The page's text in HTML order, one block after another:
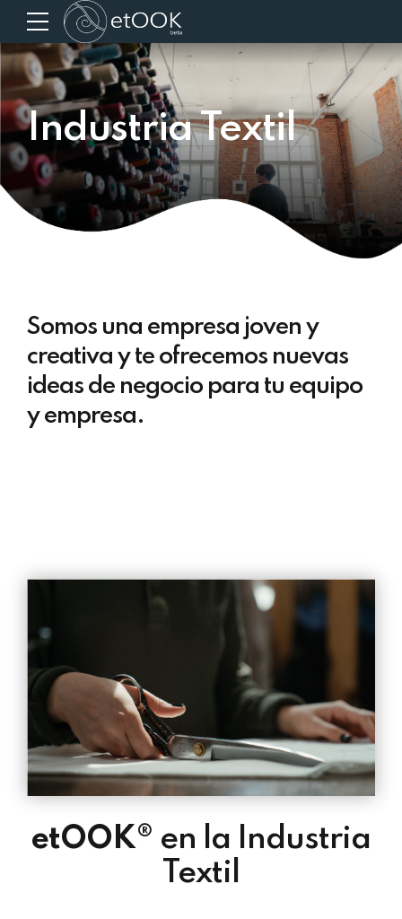
Industria Textil
Somos una empresa joven y
creativa y te ofrecemos nuevas
ideas de negocio para tu equipo
y empresa.
etOOK® en la Industria
Textil